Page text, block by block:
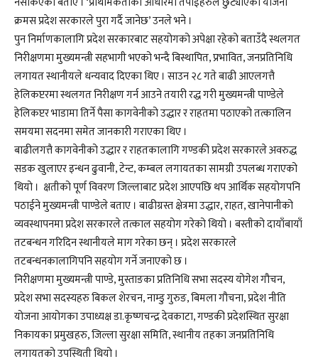
क्रमस प्रदेश सरकारले पुरा गर्दै जानेछ’ उनले भने ।
पुन निर्माणकालागि प्रदेश सरकारबाट सहयोगको अपेक्षा रहेको बताउँदै स्थलगत
निरीक्षणमा मुख्यमन्त्री सहभागी भएको भन्दै बिस्थापित, प्रभावित, जनप्रतिनिधि
लगायत स्थानीयले धन्यवाद दिएका थिए । साउन २८ गते बाढी आएलगत्तै
हेलिकप्टरमा स्थलगत निरीक्षण गर्न आउने तयारी रद्ध गरी मुख्यमन्त्री पाण्डेले
हेलिकप्टर भाडामा तिर्ने पैसा कागवेनीको उद्धार र राहतमा पठाएको तत्कालिन
समयमा सदनमा समेत जानकारी गराएका थिए ।
बाढीलगत्तै कागवेनीको उद्धार र राहतकालागि गण्डकी प्रदेश सरकारले अवरुद्ध
सडक खुलाएर इन्धन ढुवानी, टेन्ट, कम्बल लगायतका सामग्री उपलब्ध गराएको
थियो । क्षतीको पूर्ण विवरण जिल्लाबाट प्रदेश आएपछि थप आर्थिक सहयोगपनि
पठाईने मुख्यमन्त्री पाण्डेले बताए । बाढीग्रस्त क्षेत्रमा उद्धार, राहत, खानेपानीको
व्यवस्थापनमा प्रदेश सरकारले तत्काल सहयोग गरेको थियो । बस्तीको दायाँबायाँ
तटबन्धन गरिदिन स्थानीयले माग गरेका छन् । प्रदेश सरकारले
तटबन्धनकालागिपनि सहयोग गर्ने जनाएको छ ।
निरीक्षणमा मुख्यमन्त्री पाण्डे, मुस्ताङका प्रतिनिधि सभा सदस्य योगेश गौचन,
प्रदेश सभा सदस्यहरु बिकल शेरचन, नाम्डु गुरुङ, बिमला गौचना, प्रदेश नीति
योजना आयोगका उपाध्यक्ष डा.कृष्णचन्द्र देवकाटा, गण्डकी प्रदेशस्थित सुरक्षा
निकायका प्रमुखहरु, जिल्ला सुरक्षा समिति, स्थानीय तहका जनप्रतिनिधि
लगायतको उपस्थिती थियो ।